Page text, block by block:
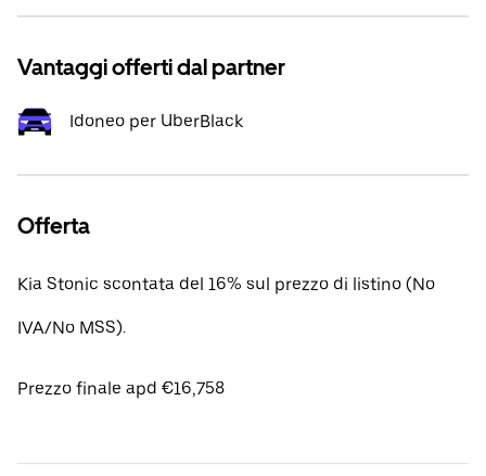
Vantaggi offerti dal partner
Idoneo per UberBlack
Offerta
Kia Stonic scontata del 16% sul prezzo di listino (No
IVA/No MSS).
Prezzo finale apd €16,758